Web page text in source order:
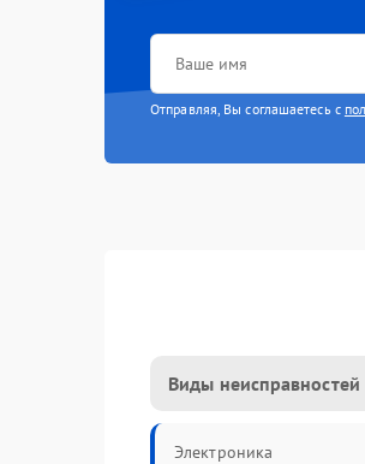
Отправляя, Вы соглашаетесь с
Виды неисправностей
Электроника